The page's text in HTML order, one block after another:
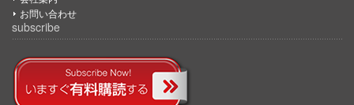
お問い合わせ
subscribe